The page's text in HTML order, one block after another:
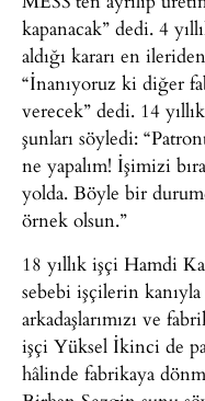
kapanacak” dedi. 4
aldığı kararı en
“İnanıyoruz ki diğer
verecek” dedi. 14
şunları söyledi:
ne yapalım! İşimizi
yolda. Böyle bir
örnek olsun.”
18 yıllık işçi Hamdi
sebebi işçilerin
arkadaşlarımızı ve
işçi Yüksel İkinci de
hâlinde fabrikaya